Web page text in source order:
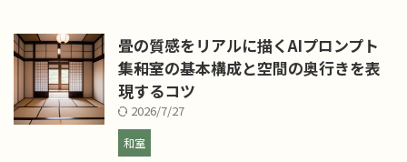
畳の質感をリアルに描くAIプロンプト
集――和室の基本構成と空間の奥行きを表
現するコツ
2026/7/27
和室